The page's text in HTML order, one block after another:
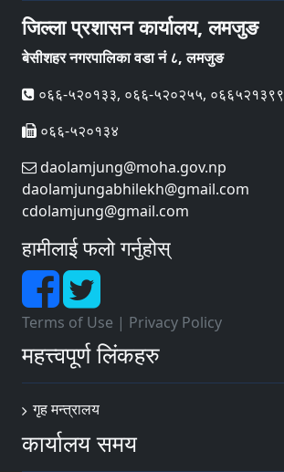
जिल्ला प्रशासन कार्यालय, लमजुङ
बेसीशहर नगरपालिका वडा नं ८, लमजुङ
०६६-५२०१३३, ०६६-५२०२५५, ०६६५२१३९९
०६६-५२०१३४
daolamjung@moha.gov.np
daolamjungabhilekh@gmail.com
cdolamjung@gmail.com
हामीलाई फलो गर्नुहोस्
Terms of Use | Privacy Policy
महत्त्वपूर्ण लिंकहरु
गृह मन्त्रालय
कार्यालय समय